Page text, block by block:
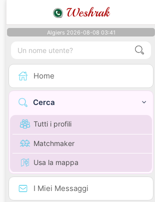
Weshrak
Algiers 2026-08-08 03:41
Home
Cerca
Tutti i profili
Matchmaker
Usa la mappa
I Miei Messaggi